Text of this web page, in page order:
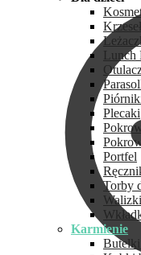
Lunch
Plecaki
Portfel
Torby
Walizki
Karmienie
Butelki